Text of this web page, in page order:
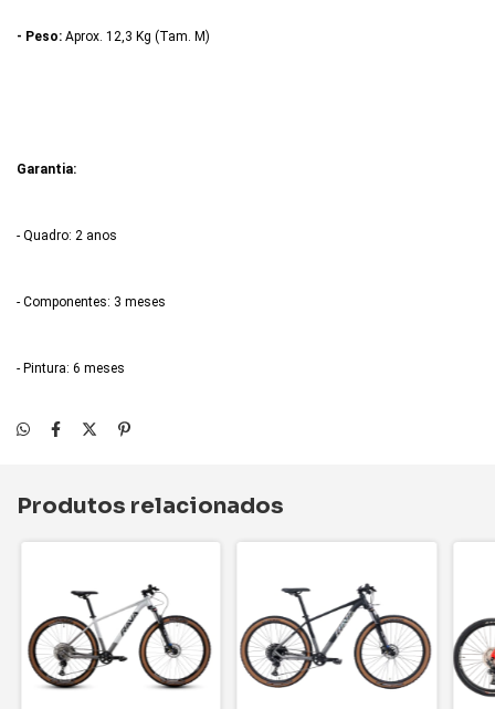
- Peso: Aprox. 12,3 Kg (Tam. M)
Garantia:
- Quadro: 2 anos
- Componentes: 3 meses
- Pintura: 6 meses
Produtos relacionados